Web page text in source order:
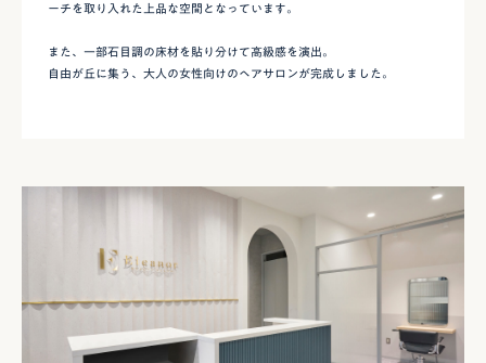
ーチを取り入れた上品な空間となっています。
また、一部石目調の床材を貼り分けて高級感を演出。
自由が丘に集う、大人の女性向けのヘアサロンが完成しました。